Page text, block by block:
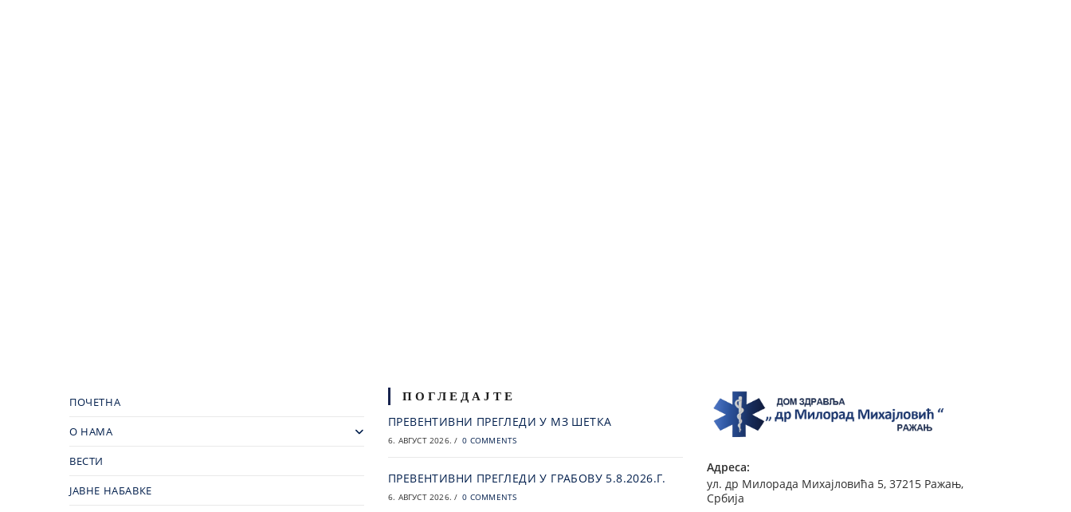
ПОЧЕТНА
О НАМА
ВЕСТИ
ЈАВНЕ НАБАВКЕ
ПОГЛЕДАЈТЕ
ПРЕВЕНТИВНИ ПРЕГЛЕДИ У МЗ ШЕТКА
6. АВГУСТ 2026. / 0 COMMENTS
ПРЕВЕНТИВНИ ПРЕГЛЕДИ У ГРАБОВУ 5.8.2026.Г.
6. АВГУСТ 2026. / 0 COMMENTS
Адреса:
ул. др Милорада Михајловића 5, 37215 Ражањ,
Србија